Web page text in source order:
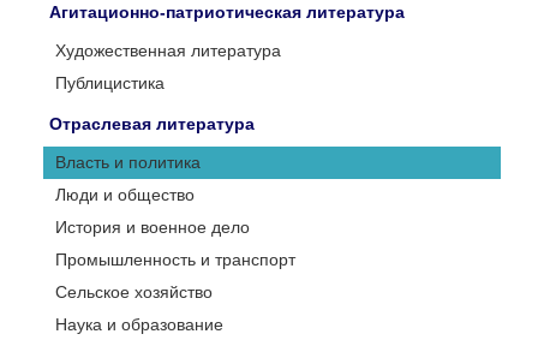
Агитационно-патриотическая литература
Художественная литература
Публицистика
Отраслевая литература
Власть и политика
Люди и общество
История и военное дело
Промышленность и транспорт
Сельское хозяйство
Наука и образование